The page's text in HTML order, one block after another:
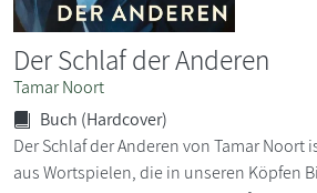
Der Schlaf der Anderen
Tamar Noort
Buch (Hardcover)
Der Schlaf der Anderen von Tamar Noort
aus Wortspielen, die in unseren Köpfen